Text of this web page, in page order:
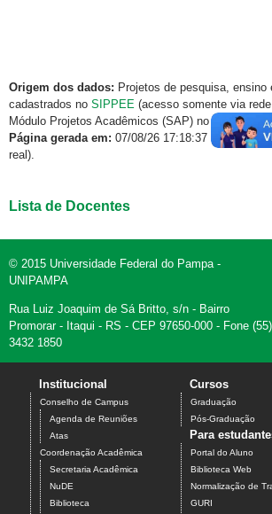
Origem dos dados: Projetos de pesquisa, ensino
cadastrados no SIPPEE (acesso somente via
Módulo Projetos Acadêmicos (SAP) no GURI.
Página gerada em: 07/08/26 17:18:37 (dados
real).
Lista de Docentes
© 2015 Universidade Federal do Pampa -
UNIPAMPA
Rua Luiz Joaquim de Sá Britto, s/n - Bairro
Promorar - Itaqui - RS - CEP 97650-000 - Fone (55)
3432 1850
Institucional
Conselho de Campus
Agenda de Reuniões
Atas
Coordenação Acadêmica
Secretaria Acadêmica
NuDE
Biblioteca
Cursos
Graduação
Pós-Graduação
Para
Portal do Aluno
Biblioteca Web
Normalização de
GURI